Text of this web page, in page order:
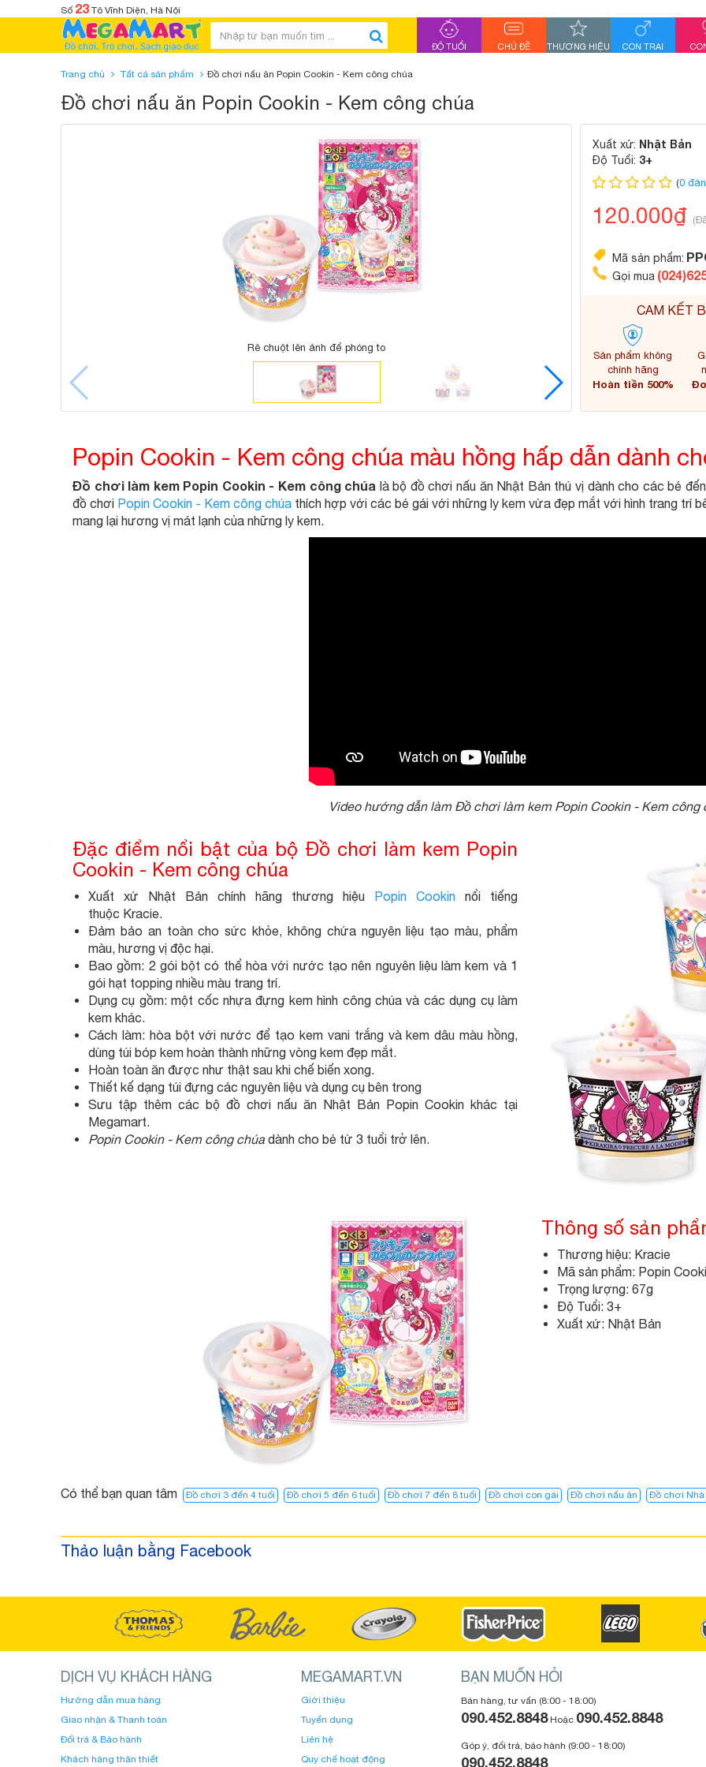
Số 23 Tô Vĩnh Diện, Hà Nội
ĐỘ TUỔI CHỦ ĐỀ THƯƠNG HIỆU CON TRAI
Trang chủ Tất cả sản phẩm Đồ chơi nấu ăn Popin Cookin - Kem công chúa
Đồ chơi nấu ăn Popin Cookin - Kem công chúa
Rê chuột lên ảnh để phóng to
Xuất xứ: Nhật Bản
Độ Tuổi: 3+
(0
120.000₫
CAM KẾT
Sản phẩm không
chính hãng
Hoàn tiền 500%
Mã sản phẩm:
Gọi mua
Popin Cookin - Kem công chúa màu hồng hấp dẫn dành
Đồ chơi làm kem Popin Cookin - Kem công chúa là bộ đồ chơi nấu ăn Nhật Bản thú vị dành cho các bé
đồ chơi Popin Cookin - Kem công chúa thích hợp với các bé gái với những ly kem vừa đẹp mắt với hình trang trí
mang lại hương vị mát lạnh của những ly kem.
Video hướng dẫn làm Đồ chơi làm kem Popin Cookin - Kem công
Đặc điểm nổi bật của bộ Đồ chơi làm kem Popin
Cookin - Kem công chúa
Xuất xứ Nhật Bản chính hãng thương hiệu Popin Cookin nổi tiếng
thuộc Kracie.
Đảm bảo an toàn cho sức khỏe, không chứa nguyên liệu tạo màu, phẩm
màu, hương vị độc hại.
Bao gồm: 2 gói bột có thể hòa với nước tạo nên nguyên liệu làm kem và 1
gói hạt topping nhiều màu trang trí.
Dụng cụ gồm: một cốc nhựa đựng kem hình công chúa và các dụng cụ làm
kem khác.
Cách làm: hòa bột với nước để tạo kem vani trắng và kem dâu màu hồng,
dùng túi bóp kem hoàn thành những vòng kem đẹp mắt.
Hoàn toàn ăn được như thật sau khi chế biến xong.
Thiết kế dạng túi đựng các nguyên liệu và dụng cụ bên trong
Sưu tập thêm các bộ đồ chơi nấu ăn Nhật Bản Popin Cookin khác tại
Megamart.
Popin Cookin - Kem công chúa dành cho bé từ 3 tuổi trở lên.
Thông số sản
Thương hiệu: Kracie
Mã sản phẩm: Popin
Trọng lượng: 67g
Độ Tuổi: 3+
Xuất xứ: Nhật Bản
Có thể bạn quan tâm Đồ chơi 3 đến 4 tuổi Đồ chơi 5 đến 6 tuổi Đồ chơi 7 đến 8 tuổi Đồ chơi con gái Đồ chơi nấu ăn Đồ chơi Nhà
Thảo luận bằng Facebook
DỊCH VỤ KHÁCH HÀNG
Hướng dẫn mua hàng
Giao nhận & Thanh toán
Đổi trả & Bảo hành
Khách hàng thân thiết
MEGAMART.VN
Giới thiệu
Tuyển dụng
Liên hệ
Quy chế hoạt động
BẠN MUỐN HỎI
Bán hàng, tư vấn (8:00 - 18:00)
090.452.8848Hoặc 090.452.8848
Góp ý, đổi trả, bảo hành (9:00 - 18:00)
090.452.8848